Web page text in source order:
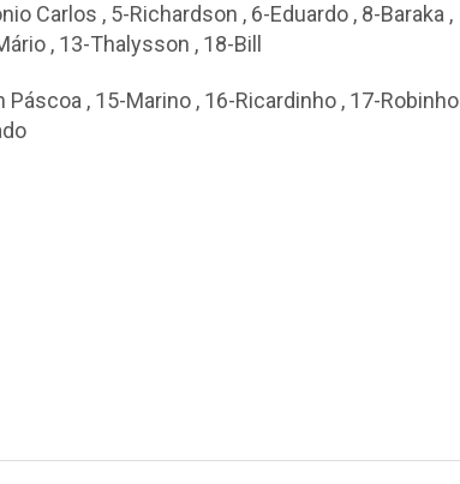
Carlos , 5-Richardson , 6-Eduardo , 8-Baraka ,
, 13-Thalysson , 18-Bill
Páscoa , 15-Marino , 16-Ricardinho , 17-Robinho